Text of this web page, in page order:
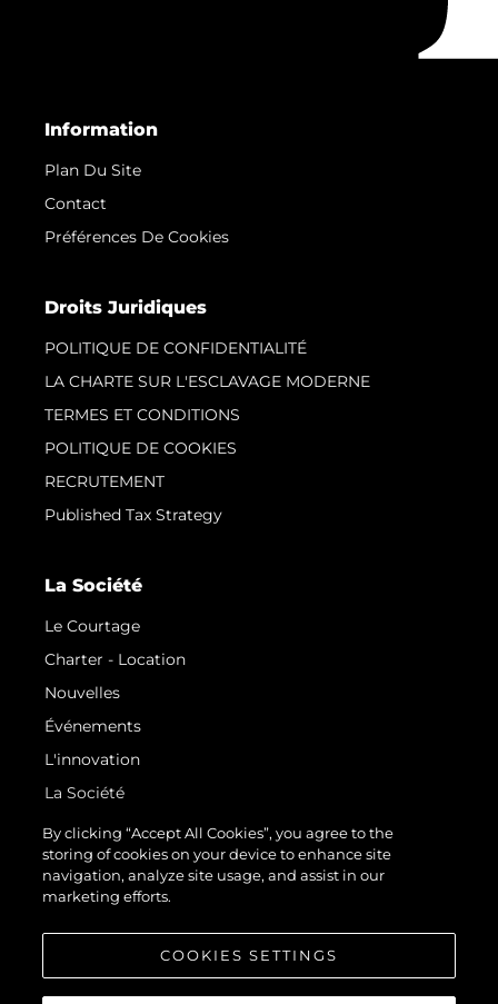
Information
Plan Du Site
Contact
Préférences De Cookies
Droits Juridiques
POLITIQUE DE CONFIDENTIALITÉ
LA CHARTE SUR L'ESCLAVAGE MODERNE
TERMES ET CONDITIONS
POLITIQUE DE COOKIES
RECRUTEMENT
Published Tax Strategy
La Société
Le Courtage
Charter - Location
Nouvelles
Événements
L'innovation
La Société
Notre Équipe
Style De Vie
Notre Héritage
By clicking “Accept All Cookies”, you agree to the
storing of cookies on your device to enhance site
navigation, analyze site usage, and assist in our
marketing efforts.
COOKIES SETTINGS